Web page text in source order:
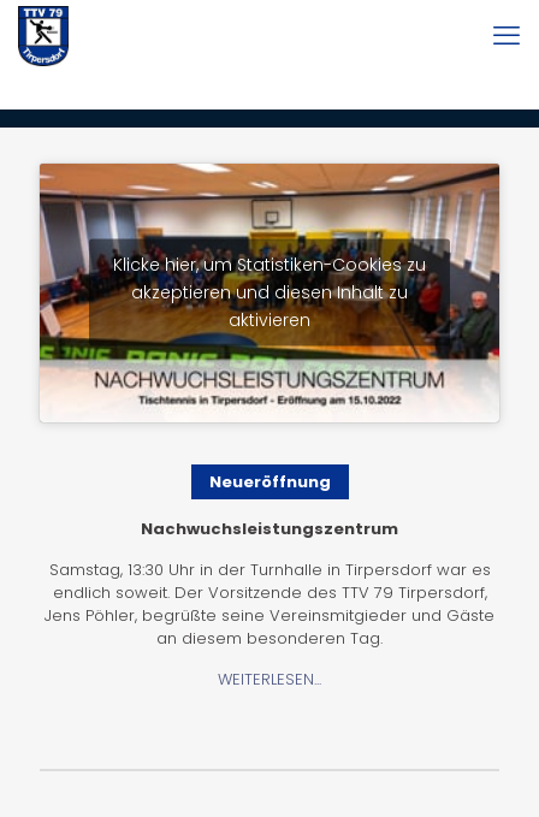
Klicke hier, um Statistiken-Cookies zu
akzeptieren und diesen Inhalt zu
aktivieren
Neueröffnung
Nachwuchsleistungszentrum
Samstag, 13:30 Uhr in der Turnhalle in Tirpersdorf war es
endlich soweit. Der Vorsitzende des TTV 79 Tirpersdorf,
Jens Pöhler, begrüßte seine Vereinsmitgieder und Gäste
an diesem besonderen Tag.
WEITERLESEN...